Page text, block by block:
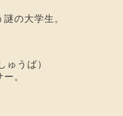
の大学生。
ゅうば）
。